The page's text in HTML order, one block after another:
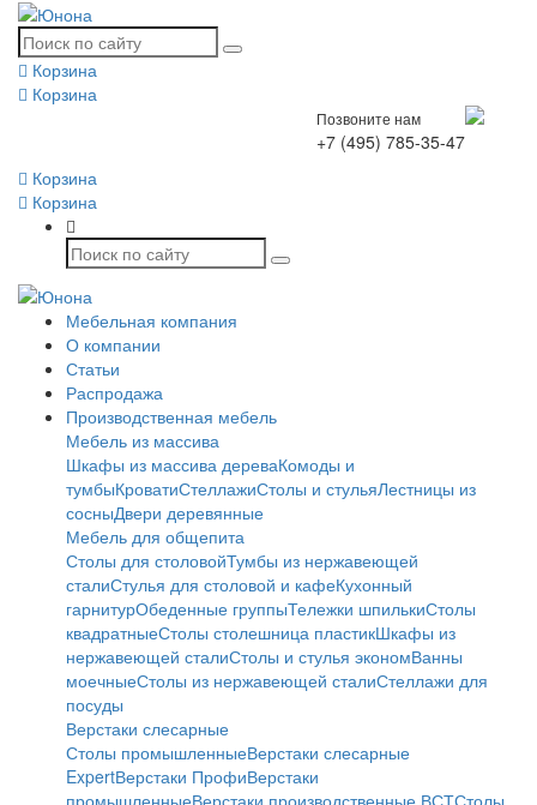
Корзина
Корзина
Позвоните нам
+7 (495) 785-35-47
Корзина
Корзина
Мебельная компания
О компании
Статьи
Распродажа
Производственная мебель
Мебель из массива
Шкафы из массива дереваКомоды и
тумбыКроватиСтеллажиСтолы и стульяЛестницы из
сосныДвери деревянные
Мебель для общепита
Столы для столовойТумбы из нержавеющей
сталиСтулья для столовой и кафеКухонный
гарнитурОбеденные группыТележки шпилькиСтолы
квадратныеСтолы столешница пластикШкафы из
нержавеющей сталиСтолы и стулья экономВанны
моечныеСтолы из нержавеющей сталиСтеллажи для
посуды
Верстаки слесарные
Столы промышленныеВерстаки слесарные
ExpertВерстаки ПрофиВерстаки
промышленныеВерстаки производственные ВСТСтолы